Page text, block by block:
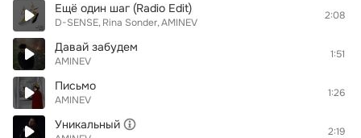
Ещё один шаг (Radio Edit)
D-SENSE Rina Sonder AMINEV
2:08
Давай забудем
AMINEV
1:51
Письмо
AMINEV
1:26
Уникальный 2:19